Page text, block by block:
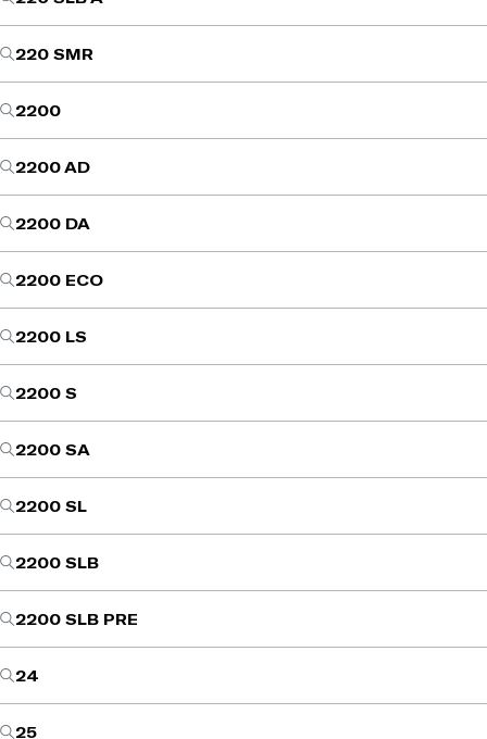
220 SMR
2200
2200 AD
2200 DA
2200 ECO
2200 LS
2200 S
2200 SA
2200 SL
2200 SLB
2200 SLB PRE
24
25